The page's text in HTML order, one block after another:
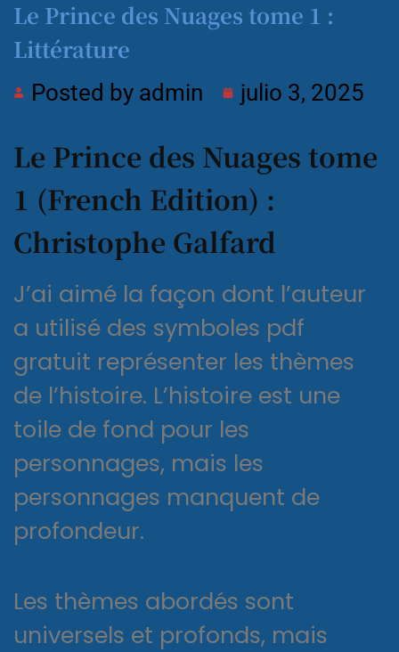
Le Prince des Nuages tome 1 :
Littérature
Posted by admin julio 3, 2025
Le Prince des Nuages tome
1 (French Edition) :
Christophe Galfard
J’ai aimé la façon dont l’auteur
a utilisé des symboles pdf
gratuit représenter les thèmes
de l’histoire. L’histoire est une
toile de fond pour les
personnages, mais les
personnages manquent de
profondeur.
Les thèmes abordés sont
universels et profonds, mais